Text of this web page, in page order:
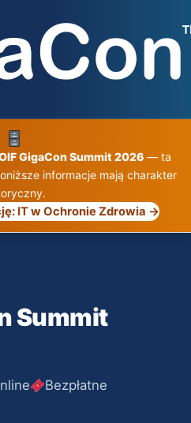
GigaCon Summit 2026— ta
informacje mają charakter
IT w Ochronie Zdrowia →
Summit
Bezpłatne